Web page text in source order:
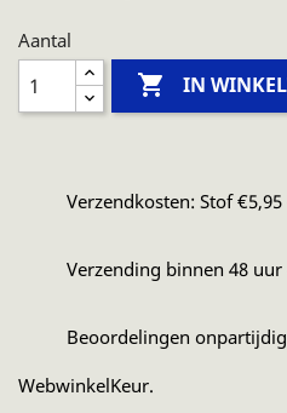
Aantal
 IN
Verzendkosten: Stof
Verzending binnen 48
Beoordelingen
WebwinkelKeur.